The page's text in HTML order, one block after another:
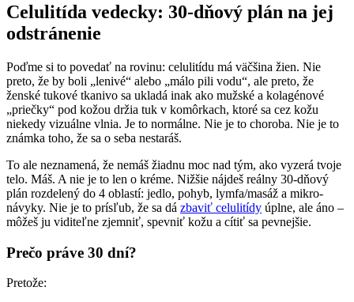
Celulitída vedecky: 30-dňový plán na jej
odstránenie
Poďme si to povedať na rovinu: celulitídu má väčšina žien. Nie
preto, že by boli „lenivé“ alebo „málo pili vodu“, ale preto, že
ženské tukové tkanivo sa ukladá inak ako mužské a kolagénové
„priečky“ pod kožou držia tuk v komôrkach, ktoré sa cez kožu
niekedy vizuálne vlnia. Je to normálne. Nie je to choroba. Nie je to
známka toho, že sa o seba nestaráš.
To ale neznamená, že nemáš žiadnu moc nad tým, ako vyzerá tvoje
telo. Máš. A nie je to len o kréme. Nižšie nájdeš reálny 30-dňový
plán rozdelený do 4 oblastí: jedlo, pohyb, lymfa/masáž a mikro-
návyky. Nie je to prísľub, že sa dá zbaviť celulitídy úplne, ale áno –
môžeš ju viditeľne zjemniť, spevniť kožu a cítiť sa pevnejšie.
Prečo práve 30 dní?
Pretože: